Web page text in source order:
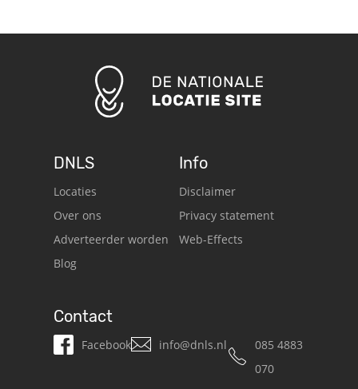
DNLS
Locaties
Over ons
Adverteerder worden
Blog
Info
Disclaimer
Privacy statement
Web-Effects
Contact
Facebook info@dnls.nl
085 4883
070